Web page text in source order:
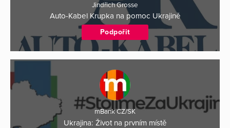
Jindřich Grosse
Auto-Kabel Krupka na pomoc Ukrajině
Podpořit
mBank CZ/SK
Ukrajina: Život na prvním místě